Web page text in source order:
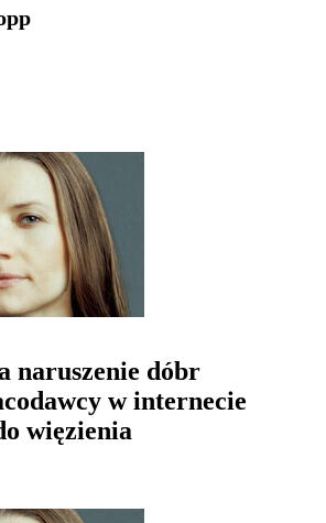
naruszenie dóbr
w internecie
więzienia